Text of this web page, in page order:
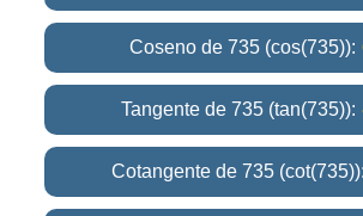
Coseno de 735 (cos(735)):
Tangente de 735 (tan(735)):
Cotangente de 735 (cot(735)):